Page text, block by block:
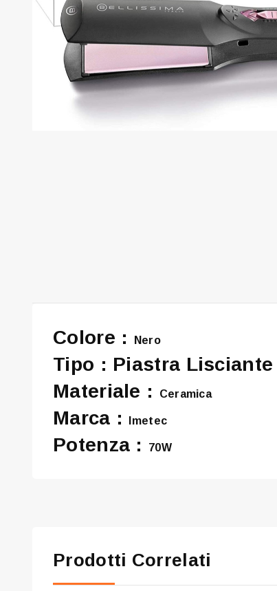
Colore : Nero
Tipo : Piastra Lisciante
Materiale :
Ceramica
Marca : Imetec
Potenza : 70W
Prodotti Correlati